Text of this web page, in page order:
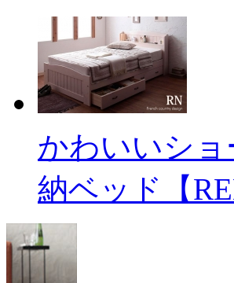
かわいいシ
納ベッド【